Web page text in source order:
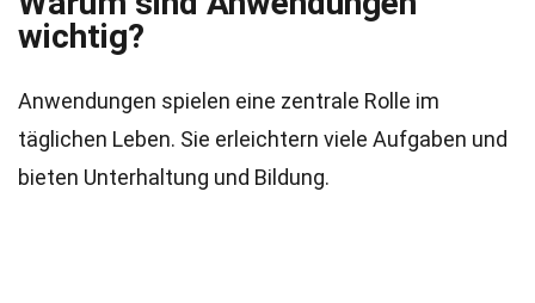
wichtig?
Anwendungen spielen eine zentrale Rolle im
täglichen Leben. Sie erleichtern viele Aufgaben und
bieten Unterhaltung und Bildung.